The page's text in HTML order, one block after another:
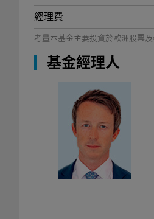
經理費
考量本基金主要投資於歐洲股票
基金經理人